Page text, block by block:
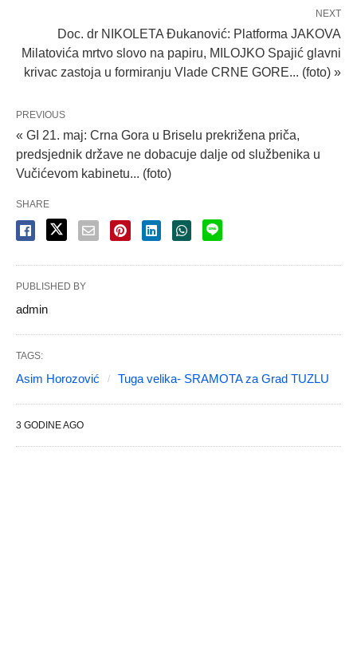
NEXT
Doc. dr NIKOLETA Đukanović: Platforma JAKOVA
Milatovića mrtvo slovo na papiru, MILOJKO Spajić glavni
krivac zastoja u formiranju Vlade CRNE GORE... (foto) »
PREVIOUS
« GI 21. maj: Crna Gora u Briselu prekrižena priča,
predsjednik države ne dobacuje dalje od službenika u
Vučićevom kabinetu... (foto)
SHARE
PUBLISHED BY
admin
TAGS:
Asim Horozović Tuga velika- SRAMOTA za Grad TUZLU
3 GODINE AGO